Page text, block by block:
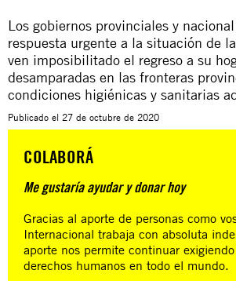
Los gobiernos provinciales y
respuesta urgente a la situación de
ven imposibilitado el regreso a su
desamparadas en las fronteras
condiciones higiénicas y sanitarias
Publicado el 27 de octubre de 2020
COLABORÁ
Me gustaría ayudar y donar hoy
Gracias al aporte de personas como
Internacional trabaja con absoluta
aporte nos permite continuar
derechos humanos en todo el mundo.